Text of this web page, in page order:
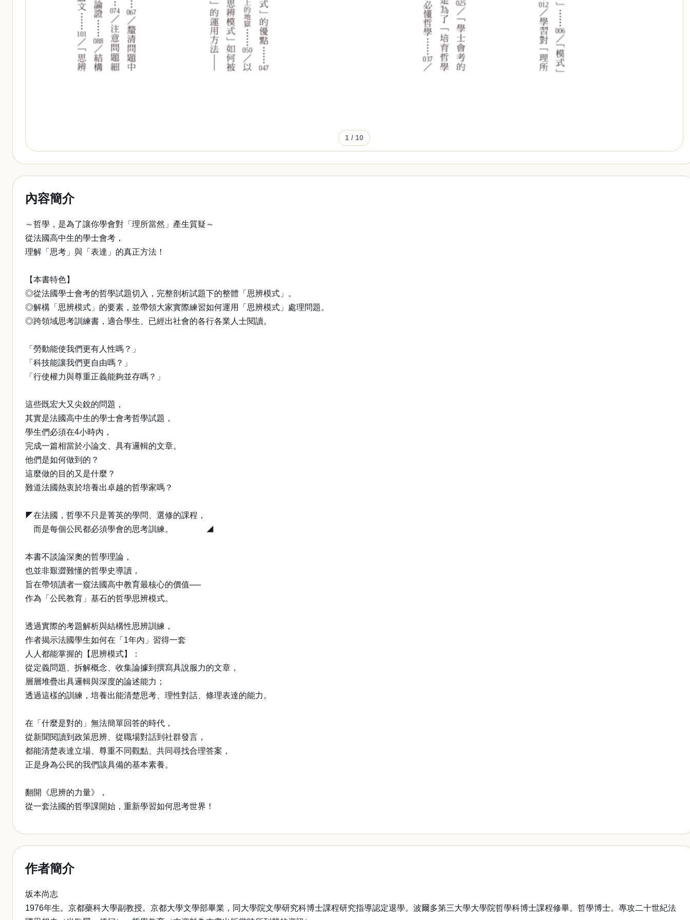
1 / 10
內容簡介
～哲學，是為了讓你學會對「理所當然」產生質疑～
從法國高中生的學士會考，
理解「思考」與「表達」的真正方法！
【本書特色】
◎從法國學士會考的哲學試題切入，完整剖析試題下的整體「思辨模式」。
◎解構「思辨模式」的要素，並帶領大家實際練習如何運用「思辨模式」處理問題。
◎跨領域思考訓練書，適合學生、已經出社會的各行各業人士閱讀。
「勞動能使我們更有人性嗎？」
「科技能讓我們更自由嗎？」
「行使權力與尊重正義能夠並存嗎？」
這些既宏大又尖銳的問題，
其實是法國高中生的學士會考哲學試題，
學生們必須在4小時內，
完成一篇相當於小論文、具有邏輯的文章。
他們是如何做到的？
這麼做的目的又是什麼？
難道法國熱衷於培養出卓越的哲學家嗎？
◤在法國，哲學不只是菁英的學問、選修的課程，
而是每個公民都必須學會的思考訓練。 ◢
本書不談論深奧的哲學理論，
也並非艱澀難懂的哲學史導讀，
旨在帶領讀者一窺法國高中教育最核心的價值──
作為「公民教育」基石的哲學思辨模式。
透過實際的考題解析與結構性思辨訓練，
作者揭示法國學生如何在「1年內」習得一套
人人都能掌握的【思辨模式】：
從定義問題、拆解概念、收集論據到撰寫具說服力的文章，
層層堆疊出具邏輯與深度的論述能力；
透過這樣的訓練，培養出能清楚思考、理性對話、條理表達的能力。
在「什麼是對的」無法簡單回答的時代，
從新聞閱讀到政策思辨、從職場對話到社群發言，
都能清楚表達立場、尊重不同觀點、共同尋找合理答案，
正是身為公民的我們該具備的基本素養。
翻開《思辨的力量》，
從一套法國的哲學課開始，重新學習如何思考世界！
作者簡介
坂本尚志
1976年生。京都藥科大學副教授。京都大學文學部畢業，同大學院文學研究科博士課程研究指導認定退學。波爾多第三大學大學院哲學科博士課程修畢。哲學博士。專攻二十世紀法